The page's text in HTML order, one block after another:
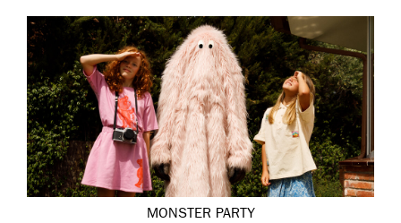
MONSTER PARTY